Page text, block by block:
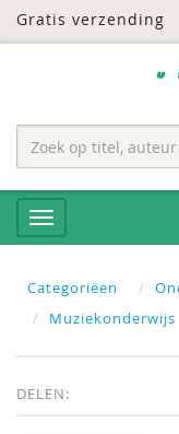
Gratis verzending
Categoriëen
Muziekonderwijs
DELEN: